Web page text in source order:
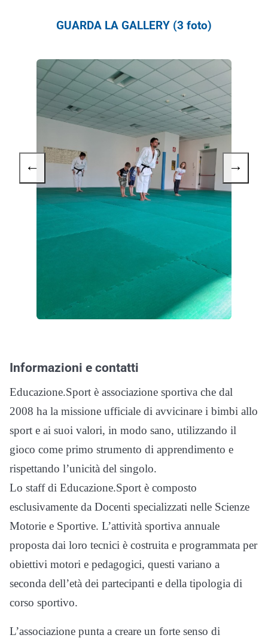
GUARDA LA GALLERY (3 foto)
← →
Informazioni e contatti
Educazione.Sport è associazione sportiva che dal
2008 ha la missione ufficiale di avvicinare i bimbi allo
sport e ai suoi valori, in modo sano, utilizzando il
gioco come primo strumento di apprendimento e
rispettando l’unicità del singolo.
Lo staff di Educazione.Sport è composto
esclusivamente da Docenti specializzati nelle Scienze
Motorie e Sportive. L’attività sportiva annuale
proposta dai loro tecnici è costruita e programmata per
obiettivi motori e pedagogici, questi variano a
seconda dell’età dei partecipanti e della tipologia di
corso sportivo.
L’associazione punta a creare un forte senso di